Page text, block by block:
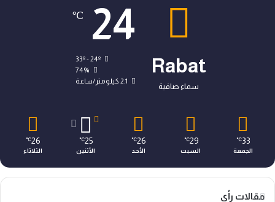
Rabat
سماء صافية
24
℃
33º - 24º
74%
2.1 كيلومتر/ساعة
33
℃
الجمعة
29
℃
السبت
26
℃
الأحد
25
℃
الأثنين
26
℃
الثلاثاء
مقالات رأي